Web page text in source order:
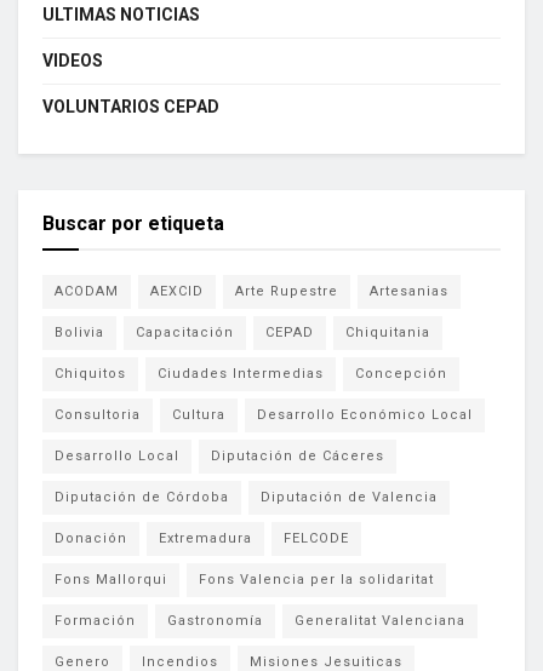
ULTIMAS NOTICIAS
VIDEOS
VOLUNTARIOS CEPAD
Buscar por etiqueta
ACODAM AEXCID Arte Rupestre Artesanias
Bolivia Capacitación CEPAD Chiquitania
Chiquitos Ciudades Intermedias Concepción
Consultoria Cultura Desarrollo Económico Local
Desarrollo Local Diputación de Cáceres
Diputación de Córdoba Diputación de Valencia
Donación Extremadura FELCODE
Fons Mallorqui Fons Valencia per la solidaritat
Formación Gastronomía Generalitat Valenciana
Genero Incendios Misiones Jesuiticas